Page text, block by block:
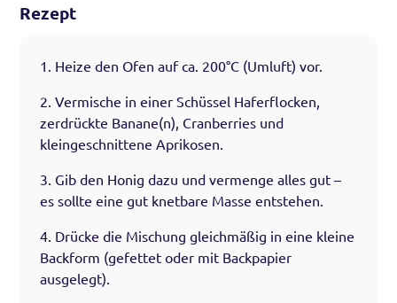
Rezept
1. Heize den Ofen auf ca. 200°C (Umluft) vor.
2. Vermische in einer Schüssel Haferflocken,
zerdrückte Banane(n), Cranberries und
kleingeschnittene Aprikosen.
3. Gib den Honig dazu und vermenge alles gut –
es sollte eine gut knetbare Masse entstehen.
4. Drücke die Mischung gleichmäßig in eine kleine
Backform (gefettet oder mit Backpapier
ausgelegt).